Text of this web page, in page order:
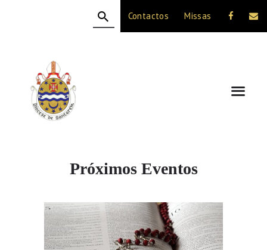
Contactos Missas
Próximos Eventos
A DIOCESE
CELEBRAÇÃO
VIDA CRISTÃ
NOTÍCIAS